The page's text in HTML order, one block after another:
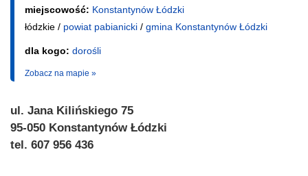
miejscowość: Konstantynów Łódzki
łódzkie / powiat pabianicki / gmina Konstantynów Łódzki
dla kogo: dorośli
Zobacz na mapie »
ul. Jana Kilińskiego 75
95-050 Konstantynów Łódzki
tel. 607 956 436